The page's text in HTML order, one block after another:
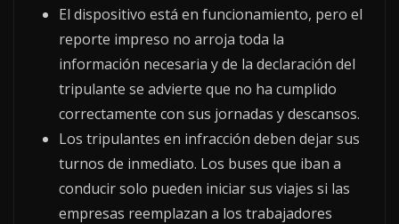
El dispositivo está en funcionamiento, pero el
reporte impreso no arroja toda la
información necesaria y de la declaración del
tripulante se advierte que no ha cumplido
correctamente con sus jornadas y descansos.
Los tripulantes en infracción deben dejar sus
turnos de inmediato. Los buses que iban a
conducir solo pueden iniciar sus viajes si las
empresas reemplazan a los trabajadores